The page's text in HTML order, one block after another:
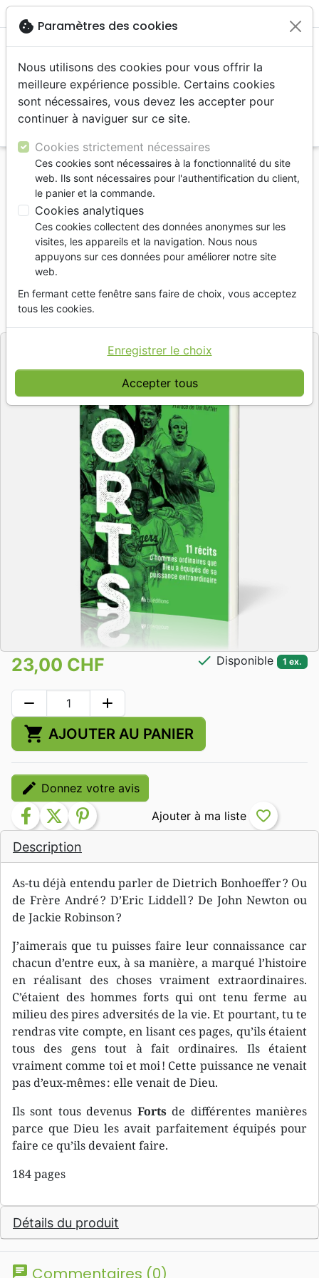
menu
Accueil Livres
Témoignages, biographies
Forts - 11 récits d'hommes ordinaires
Forts
11 récits d'hommes ordinaires que Dieu a
équipé de sa puissance extraordinaire
Catherine Parks
RéférenceBLF9790 EAN9782362497902
BLF Éditions
Description
As-tu déjà entendu parler de Dietrich Bonhoeffer ? Ou
de Frère André ? D’Eric Liddell ? De John Newton ou
de Jackie Robinson ?
J’aimerais que tu puisses faire leur connaissance car
chacun d’entre eux, à sa manière, a marqué l’histoire
en réalisant des choses vraiment extraordinaires.
C’étaient des hommes forts qui ont tenu ferme au
milieu des pires adversités de la vie. Et pourtant, tu te
rendras vite compte, en lisant ces pages, qu’ils étaient
tous des gens tout à fait ordinaires. Ils étaient
vraiment comme toi et moi ! Cette puissance ne venait
pas d’eux-mêmes : elle venait de Dieu.
Ils sont tous devenus Fortsde différentes manières
parce que Dieu les avait parfaitement équipés pour
faire ce qu’ils devaient faire.
184 pages
Détails du produit
23,00 CHF check Disponible 1 ex.
remove add
shopping_cart AJOUTER AU PANIER
edit Donnez votre avis
facebook twitter pinterest favorite_border
chat Commentaires (0)
cookie Paramètres des cookies
Nous utilisons des cookies pour vous offrir la
meilleure expérience possible. Certains cookies
sont nécessaires, vous devez les accepter pour
continuer à naviguer sur ce site.
Cookies strictement nécessaires
Ces cookies sont nécessaires à la fonctionnalité du site
web. Ils sont nécessaires pour l'authentification du client,
le panier et la commande.
Cookies analytiques
Ces cookies collectent des données anonymes sur les
visites, les appareils et la navigation. Nous nous
appuyons sur ces données pour améliorer notre site
web.
En fermant cette fenêtre sans faire de choix, vous acceptez
tous les cookies.
Accepter tous
Enregistrer le choix